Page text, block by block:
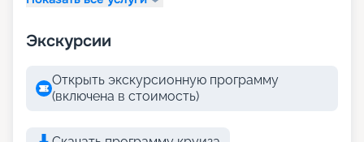
Экскурсии
Открыть экскурсионную программу
(включена в стоимость)